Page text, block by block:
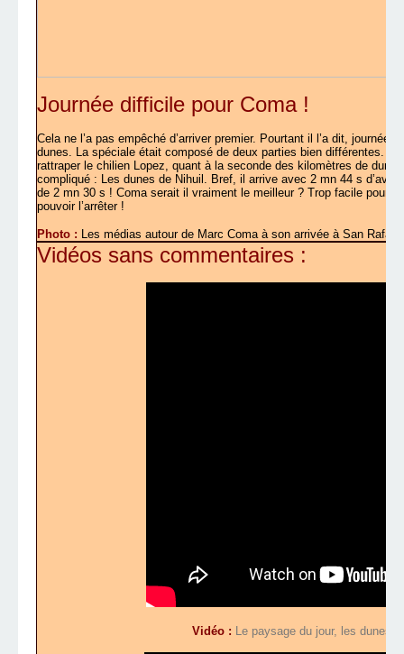
Journée difficile pour Coma !
Cela ne l’a pas empêché d’arriver premier. Pourtant il l’a dit,
dunes. La spéciale était composé de deux parties bien différentes.
rattraper le chilien Lopez, quant à la seconde des kilomètres de
compliqué : Les dunes de Nihuil. Bref, il arrive avec 2 mn 44 s
de 2 mn 30 s ! Coma serait il vraiment le meilleur ? Trop facile pour
pouvoir l’arrêter !
Photo : Les médias autour de Marc Coma à son arrivée à San Rafael.
Vidéos sans commentaires :
Vidéo : Le paysage du jour, les dunes